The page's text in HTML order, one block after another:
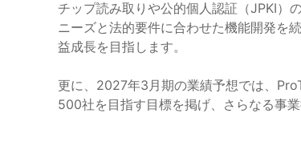
チップ読み取りや公的個人認証（JPKI）
ニーズと法的要件に合わせた機能開発を
益成長を目指します。
更に、2027年3月期の業績予想では、
500社を目指す目標を掲げ、さらなる事業